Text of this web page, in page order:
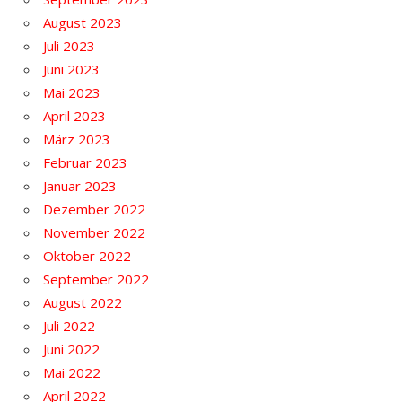
August 2023
Juli 2023
Juni 2023
Mai 2023
April 2023
März 2023
Februar 2023
Januar 2023
Dezember 2022
November 2022
Oktober 2022
September 2022
August 2022
Juli 2022
Juni 2022
Mai 2022
April 2022